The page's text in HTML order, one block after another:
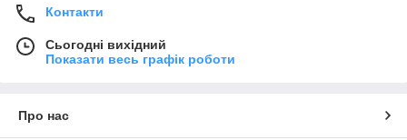
Контакти
Сьогодні вихідний
Показати весь графік роботи
Про нас